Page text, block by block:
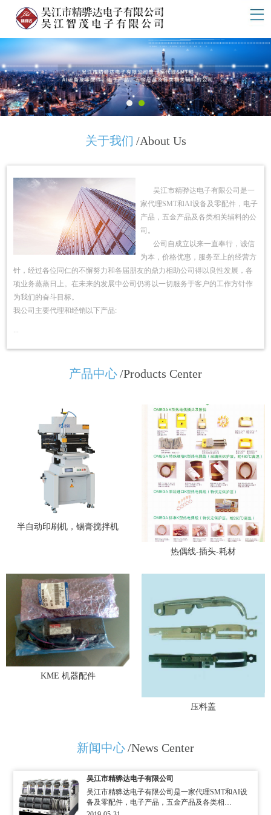
关于我们 /About Us
吴江市精骅达电子有限公司是一
家代理SMT和AI设备及零配件，电子
产品，五金产品及各类相关辅料的公
司。
公司自成立以来一直奉行，诚信
为本，价格优惠，服务至上的经营方
针，经过各位同仁的不懈努力和各届朋友的鼎力相助公司得以良性发展，各
项业务蒸蒸日上。在未来的发展中公司仍将以一切服务于客户的工作方针作
为我们的奋斗目标。
我公司主要代理和经销以下产品:
...
产品中心/Products Center
半自动印刷机，锡膏搅拌机
热偶线-插头-耗材
KME 机器配件
压料盖
新闻中心/News Center
吴江市精骅达电子有限公司
吴江市精骅达电子有限公司是一家代理SMT和AI设
备及零配件，电子产品，五金产品及各类相…